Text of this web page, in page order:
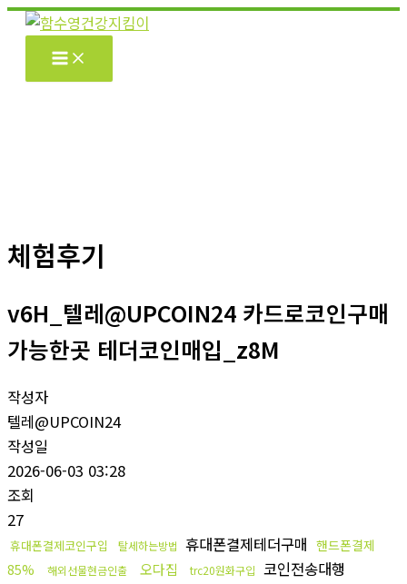
콘
체험후기
v6H_텔레@UPCOIN24 카드로코인구매
가능한곳 테더코인매입_z8M
작성자
텔레@UPCOIN24
작성일
2026-06-03 03:28
조회
27
휴대폰결제코인구입 탈세하는방법 휴대폰결제테더구매 핸드폰결제
85%
해외선물현금인출 오다집 trc20원화구입 코인전송대행